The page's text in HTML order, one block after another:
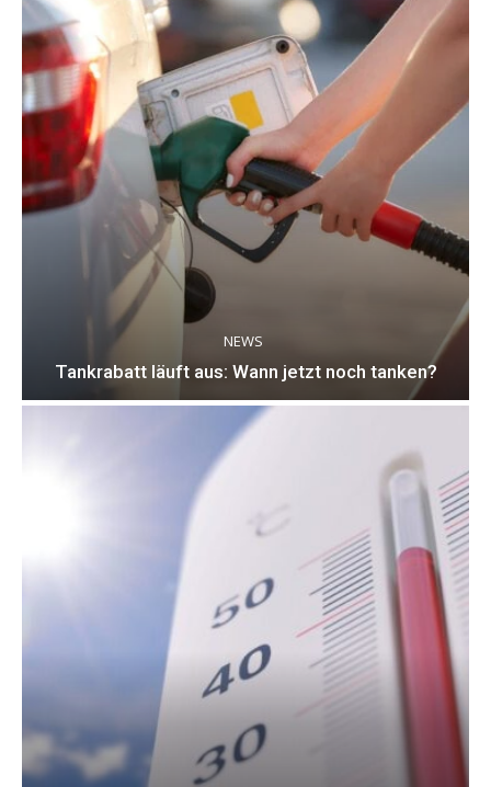
NEWS
Tankrabatt läuft aus: Wann jetzt noch tanken?